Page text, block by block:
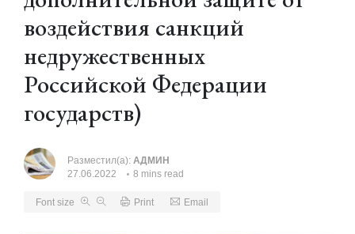
воздействия санкций
недружественных
Российской Федерации
государств)
Разместил(а): АДМИН
27.06.2022
8 mins read
Font size Print Email